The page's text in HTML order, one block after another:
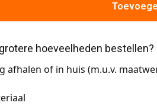
hoeveelheden bestellen?
afhalen of in huis (m.u.v.